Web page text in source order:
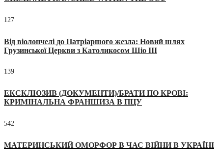
127
Від віолончелі до Патріаршого жезла: Новий шлях
Грузинської Церкви з Католикосом Шіо III
139
ЕКСКЛЮЗИВ (ДОКУМЕНТИ)/БРАТИ ПО КРОВІ:
КРИМІНАЛЬНА ФРАНШИЗА В ПЦУ
542
МАТЕРИНСЬКИЙ ОМОРФОР В ЧАС ВІЙНИ В УКРАЇНІ